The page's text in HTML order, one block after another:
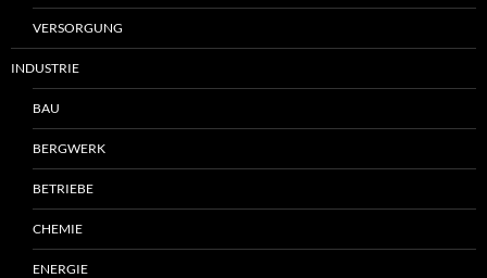
VERSORGUNG
INDUSTRIE
BAU
BERGWERK
BETRIEBE
CHEMIE
ENERGIE